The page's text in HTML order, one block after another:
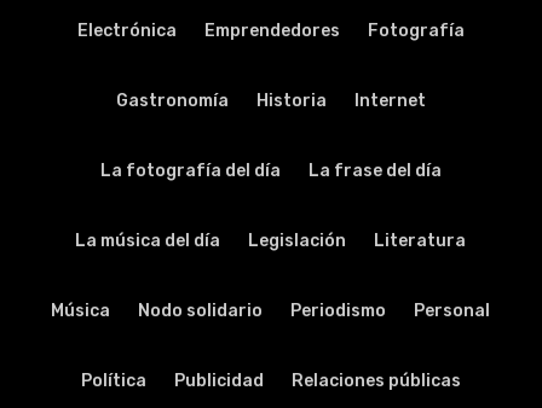
Electrónica Emprendedores Fotografía
Gastronomía Historia Internet
La fotografía del día La frase del día
La música del día Legislación Literatura
Música Nodo solidario Periodismo Personal
Política Publicidad Relaciones públicas